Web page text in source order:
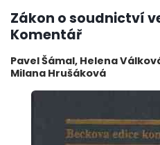
Zákon o soudnictví
Komentář
Pavel Šámal, Helena
Milana Hrušáková